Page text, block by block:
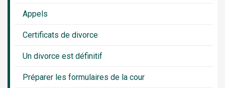
Appels
Certificats de divorce
Un divorce est définitif
Préparer les formulaires de la cour